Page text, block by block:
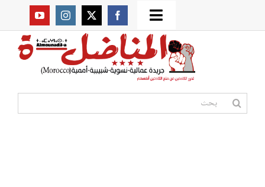
to
Toggle
Navigation
من نحن؟
البحث